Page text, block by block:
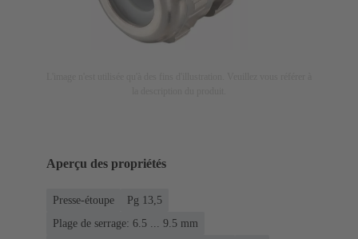
Aperçu des propriétés
Presse-étoupe
Pg 13,5
Plage de serrage: 6.5 ... 9.5 mm